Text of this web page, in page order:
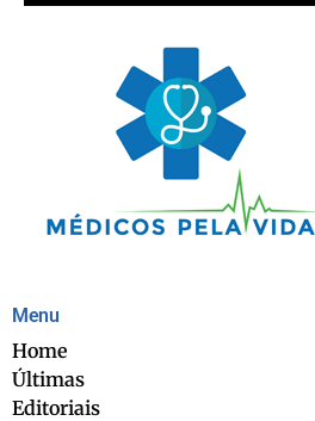
Menu
Home
Últimas
Editoriais